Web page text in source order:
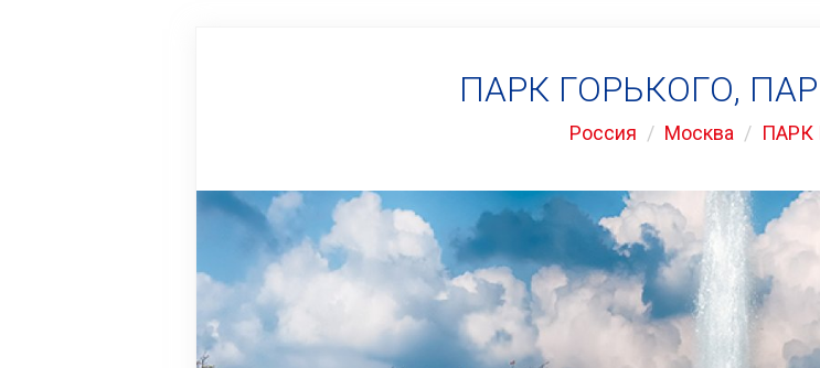
ПАРК ГОРЬКОГО,
Россия Москва ПАРК